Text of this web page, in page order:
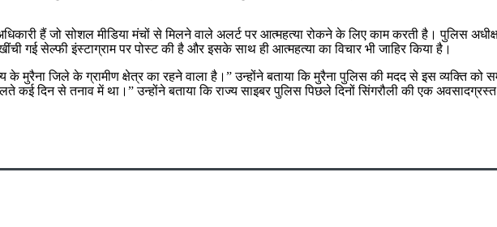
हैं जो सोशल मीडिया मंचों से मिलने वाले अलर्ट पर आत्महत्या रोकने के लिए काम करती है। पुलिस
गई सेल्फी इंस्टाग्राम पर पोस्ट की है और इसके साथ ही आत्महत्या का विचार भी जाहिर किया है।
के मुरैना जिले के ग्रामीण क्षेत्र का रहने वाला है।” उन्होंने बताया कि मुरैना पुलिस की मदद से इस व्यक्ति
कई दिन से तनाव में था।” उन्होंने बताया कि राज्य साइबर पुलिस पिछले दिनों सिंगरौली की एक